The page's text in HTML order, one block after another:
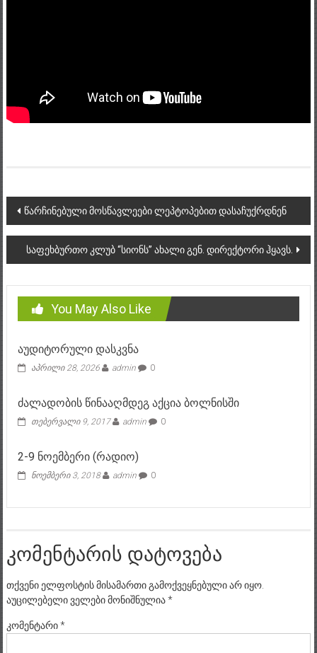
Post
navigation
წარჩინებული მოსწავლეები ლეპტოპებით დასაჩუქრდნენ
საფეხბურთო კლუბ “სიონს” ახალი გენ. დირექტორი ჰყავს.
You May Also Like
აუდიტორული დასკვნა
აპრილი 28, 2026 admin 0
ძალადობის წინააღმდეგ აქცია ბოლნისში
თებერვალი 9, 2017 admin 0
2-9 ნოემბერი (რადიო)
ნოემბერი 3, 2018 admin 0
კომენტარის დატოვება
თქვენი ელფოსტის მისამართი გამოქვეყნებული არ იყო.
აუცილებელი ველები მონიშნულია*
კომენტარი*